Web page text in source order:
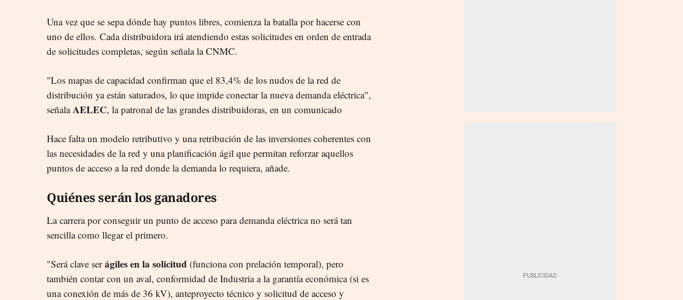
Una vez que se sepa dónde hay puntos libres, comienza la batalla por hacerse con
uno de ellos. Cada distribuidora irá atendiendo estas solicitudes en orden de entrada
de solicitudes completas, según señala la CNMC.
"Los mapas de capacidad confirman que el 83,4% de los nudos de la red de
distribución ya están saturados, lo que impide conectar la nueva demanda eléctrica",
señalaAELEC, la patronal de las grandes distribuidoras, en un comunicado
Hace falta un modelo retributivo y una retribución de las inversiones coherentes con
las necesidades de la red y una planificación ágil que permitan reforzar aquellos
puntos de acceso a la red donde la demanda lo requiera, añade.
Quiénes serán los ganadores
La carrera por conseguir un punto de acceso para demanda eléctrica no será tan
sencilla como llegar el primero.
"Será clave serágiles en la solicitud (funciona con prelación temporal), pero
también contar con un aval, conformidad de Industria a la garantía económica (si es
una conexión de más de 36 kV), anteproyecto técnico y solicitud de acceso y